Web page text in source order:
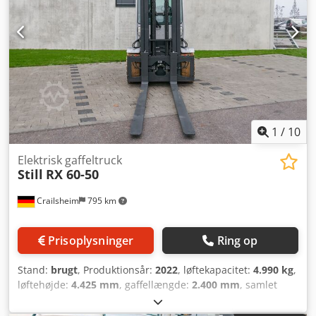
længde: 3.050 mm Egenvægt: 8.244 kg Driftstimer: 6.892 t
UDSTYR Frontkraftudtag Kabine Aircondition 3. ventil 4.
ventil Arbejdslys foran Arbejdslys bagpå Varme Fuld
kabine Impulsstyring Sidetiltsfunktion Gaffelspreder
1 / 10
Crailsheim 795 km
Elektrisk gaffeltruck
Still RX 60-50
Prisoplysninger Ring op
Stand: brugt, Produktionsår: 2022, løftekapacitet: 4.990 kg,
løftehøjde: 4.425 mm, gaffellængde: 2.400 mm, samlet
, - Betjening Sædeenhed - Lastcenter